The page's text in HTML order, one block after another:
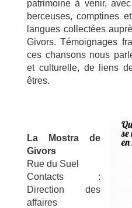
patrimoine à venir, avec
berceuses, comptines
langues collectées
Givors. Témoignages
ces chansons nous
et culturelle, de liens
êtres.
La Mostra de
Givors
Rue du Suel
Contacts :
Direction des
affaires